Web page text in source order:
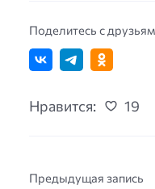
Поделитесь с
Нравится: 19
Предыдущая запись